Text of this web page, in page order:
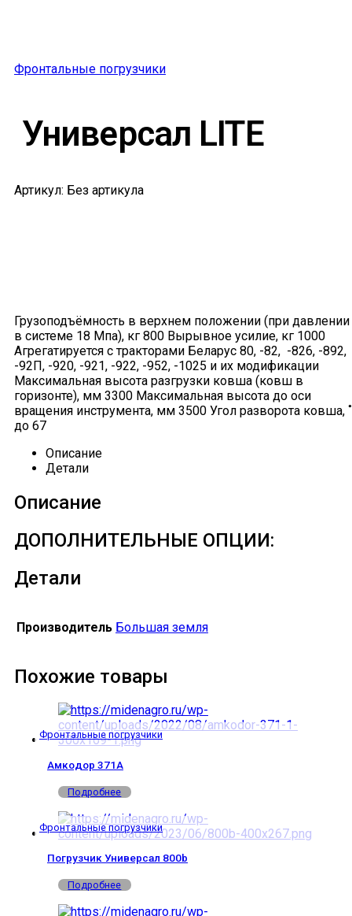
Фронтальные погрузчики
Универсал LITE
Артикул: Без артикула
Грузоподъёмность в верхнем положении (при давлении
в системе 18 Мпа), кг 800 Вырывное усилие, кг 1000
Агрегатируется с тракторами Беларус 80, -82, -826, -892,
-92П, -920, -921, -922, -952, -1025 и их модификации
Максимальная высота разгрузки ковша (ковш в
горизонте), мм 3300 Максимальная высота до оси
вращения инструмента, мм 3500 Угол разворота ковша, ˚
до 67
Описание
Детали
Описание
ДОПОЛНИТЕЛЬНЫЕ ОПЦИИ:
Детали
Производитель Большая земля
Похожие товары
Фронтальные погрузчики
Амкодор 371А
Подробнее
Фронтальные погрузчики
Погрузчик Универсал 800b
Подробнее